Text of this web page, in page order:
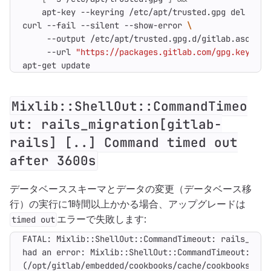
curl --fail --silent --show-error
     --output /etc/apt/trusted.gpg.d/gitlab.asc
     --url
"https://packages.gitlab.com/gpg.key"
apt-get update
Mixlib::ShellOut::CommandTimeo
ut: rails_migration[gitlab-
rails] [..] Command timed out
after 3600s
データベーススキーマとデータの変更（データベース移
行）の実行に1時間以上かかる場合、アップグレードは
timed out エラーで失敗します: